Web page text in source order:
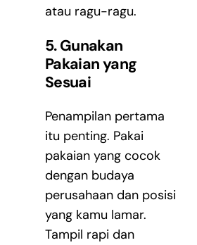
atau ragu-ragu.
5. Gunakan
Pakaian yang
Sesuai
Penampilan pertama
itu penting. Pakai
pakaian yang cocok
dengan budaya
perusahaan dan posisi
yang kamu lamar.
Tampil rapi dan